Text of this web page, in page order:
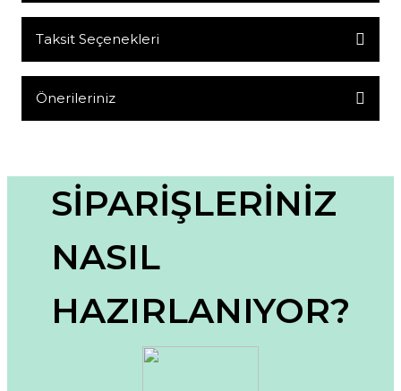
Bu ürüne ilk yorumu siz yapın!
Taksit Seçenekleri
Önerileriniz
Görüş ve önerileriniz için teşekkür ederiz.
Ürün resmi kalitesiz, bozuk veya görüntülenemiyor.
Ürün açıklamasında eksik bilgiler bulunuyor.
Ürün fiyatı diğer sitelerden daha pahalı.
Bu ürüne benzer farklı alternatifler olmalı.
SİPARİŞLERİNİZ
NASIL
HAZIRLANIYOR?